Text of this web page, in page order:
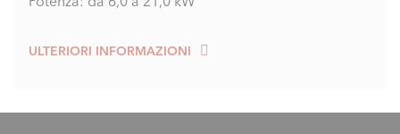
ULTERIORI INFORMAZIONI